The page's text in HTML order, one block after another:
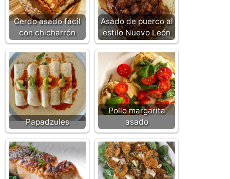
Cerdo asado fácil
con chicharrón
Asado de puerco al
estilo Nuevo León
Papadzules
Pollo margarita
asado